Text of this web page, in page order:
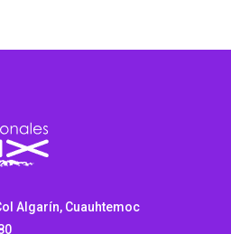
Algarín, Cuauhtemoc